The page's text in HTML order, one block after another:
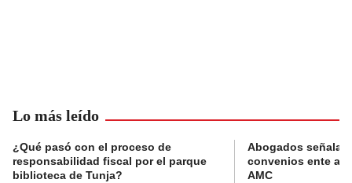
Lo más leído
¿Qué pasó con el proceso de
responsabilidad fiscal por el parque
biblioteca de Tunja?
Abogados
convenios ente
AMC